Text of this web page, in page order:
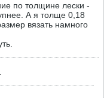
по толщине лески -
А я толще 0,18
вязать намного